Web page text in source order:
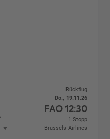
Rückflug
Do., 19.11.26
FAO12:30
1 Stopp
Brussels Airlines